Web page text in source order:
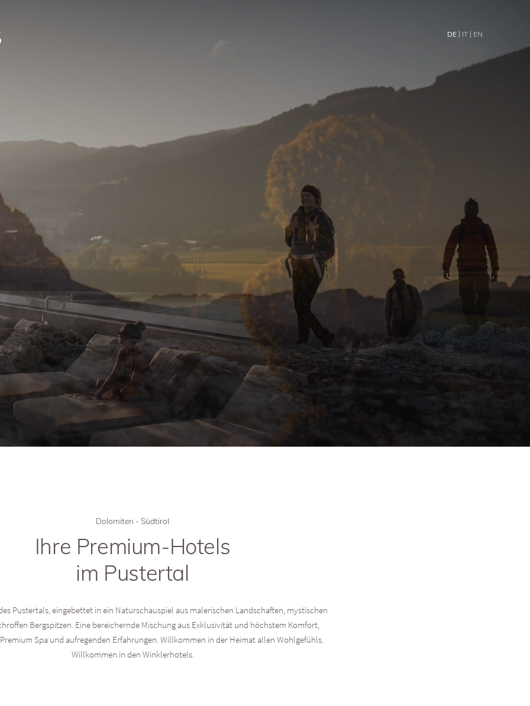
DE IT EN
Dolomiten - Südtirol
Ihre Premium-Hotels
im Pustertal
Pustertals, eingebettet in ein Naturschauspiel aus malerischen Landschaften, mystischen
Bergspitzen. Eine bereichernde Mischung aus Exklusivität und höchstem Komfort,
Spa und aufregenden Erfahrungen. Willkommen in der Heimat allen Wohlgefühls.
Willkommen in den Winklerhotels.